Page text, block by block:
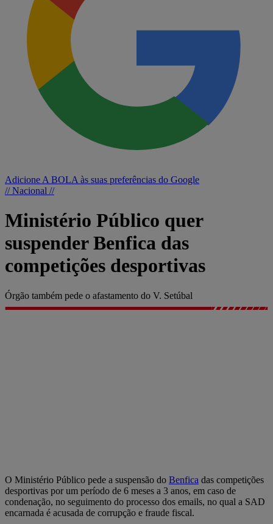
Adicione A BOLA às suas preferências do Google
// Nacional //
Ministério Público quer
suspender Benfica das
competições desportivas
Órgão também pede o afastamento do V. Setúbal
O Ministério Público pede a suspensão do Benfica das competições
desportivas por um período de 6 meses a 3 anos, em caso de
condenação, no seguimento do processo dos emails, no qual a SAD
encarnada é acusada de corrupção e fraude fiscal.